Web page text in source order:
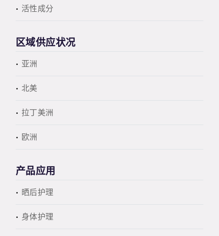
活性成分
区域供应状况
亚洲
北美
拉丁美洲
欧洲
产品应用
晒后护理
身体护理